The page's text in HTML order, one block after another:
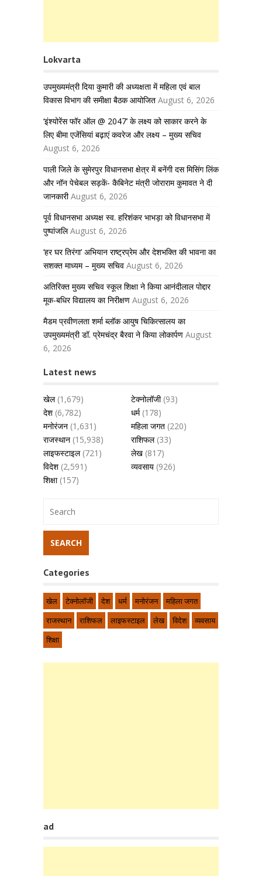
Lokvarta
उपमुख्यमंत्री दिया कुमारी की अध्यक्षता में महिला एवं बाल
विकास विभाग की समीक्षा बैठक आयोजित August 6, 2026
‘इंश्योरेंस फॉर ऑल @ 2047’ के लक्ष्य को साकार करने के
लिए बीमा एजेंसियां बढ़ाएं कवरेज और लक्ष्य – मुख्य सचिव
August 6, 2026
पाली जिले के सुमेरपुर विधानसभा क्षेत्र में बनेंगी दस मिसिंग लिंक
और नॉन पेचेबल सड़कें- कैबिनेट मंत्री जोराराम कुमावत ने दी
जानकारी August 6, 2026
पूर्व विधानसभा अध्यक्ष स्व. हरिशंकर भाभड़ा को विधानसभा में
पुष्पांजलि August 6, 2026
‘हर घर तिरंगा’ अभियान राष्ट्रप्रेम और देशभक्ति की भावना का
सशक्त माध्यम – मुख्य सचिव August 6, 2026
अतिरिक्त मुख्य सचिव स्कूल शिक्षा ने किया आनंदीलाल पोद्दार
मूक-बधिर विद्यालय का निरीक्षण August 6, 2026
मैडम प्रवीणलता शर्मा ब्लॉक आयुष चिकित्सालय का
उपमुख्यमंत्री डॉ. प्रेमचंद्र बैरवा ने किया लोकार्पण August
6, 2026
Latest news
खेल(1,679) टेक्नोलॉजी(93)
देश(6,782) धर्म(178)
मनोरंजन (1,631) महिला जगत (220)
राजस्थान (15,938) राशिफल(33)
लाइफस्टाइल(721) लेख (817)
विदेश(2,591) व्यवसाय (926)
शिक्षा(157)
Categories
खेल टेक्नोलॉजी देश धर्म मनोरंजन
महिला जगत
राजस्थान
राशिफल लाइफस्टाइल लेख विदेश
व्यवसाय
शिक्षा
ad